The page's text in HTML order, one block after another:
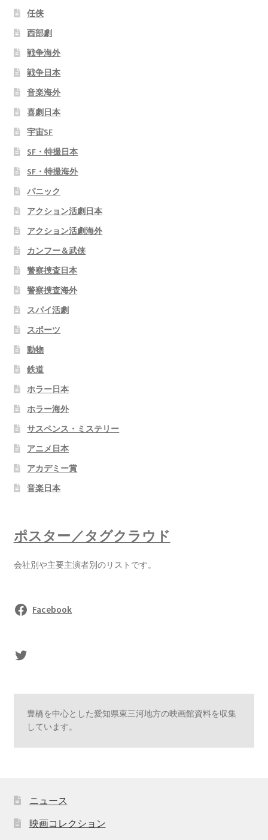
任侠
西部劇
戦争海外
戦争日本
音楽海外
喜劇日本
宇宙SF
SF・特撮日本
SF・特撮海外
パニック
アクション活劇日本
アクション活劇海外
カンフー＆武侠
警察捜査日本
警察捜査海外
スパイ活劇
スポーツ
動物
鉄道
ホラー日本
ホラー海外
サスペンス・ミステリー
アニメ日本
アカデミー賞
音楽日本
ポスター／タグクラウド
会社別や主要主演者別のリストです。
Facebook
sasaki's Twitter
豊橋を中心とした愛知県東三河地方の映画館資料を収集
しています。
ニュース
映画コレクション